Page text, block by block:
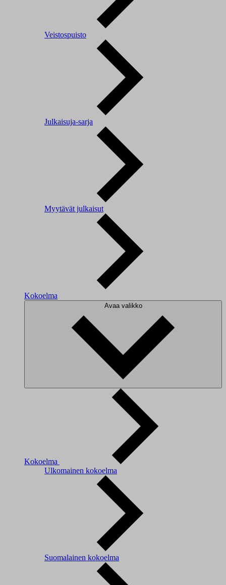
Veistospuisto
Julkaisuja-sarja
Myytävät julkaisut
Kokoelma
Avaa valikko
Kokoelma
Ulkomainen kokoelma
Suomalainen kokoelma